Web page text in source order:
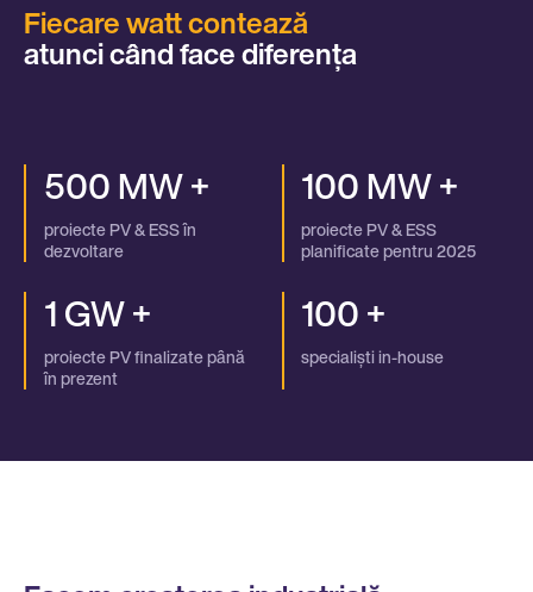
Fiecare watt contează
atunci când face diferența
500 MW +
proiecte PV & ESS în
dezvoltare
100 MW +
proiecte PV & ESS
planificate pentru 2025
1 GW +
proiecte PV finalizate până
în prezent
100 +
specialiști in-house